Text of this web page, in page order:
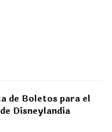
de Boletos para el
Disneylandia